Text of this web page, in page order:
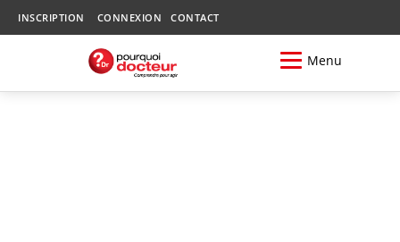
INSCRIPTION CONNEXION CONTACT
Menu